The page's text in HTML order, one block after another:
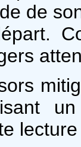
de